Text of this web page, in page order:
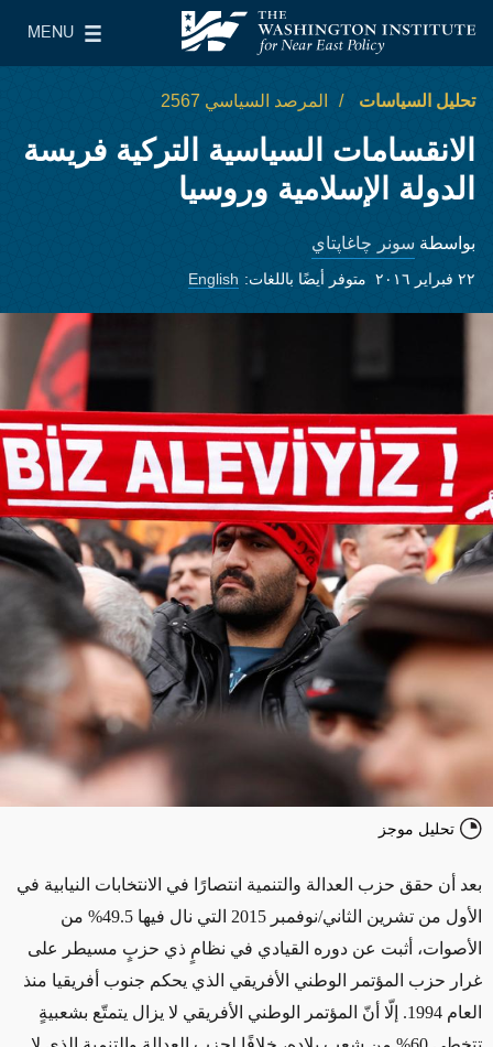
معهد واشنطن لسياسات الشرق الأدنى
MENU
Main Menu
تحليل السياسات المرصد السياسي 2567
الانقسامات السياسية التركية فريسة
الدولة الإسلامية وروسيا
بواسطة سونر چاغاپتاي
٢٢ فبراير ٢٠١٦ متوفر أيضًا باللغات: English
تحليل موجز
بعد أن حقق حزب العدالة والتنمية انتصارًا في الانتخابات النيابية في
الأول من تشرين الثاني/نوفمبر 2015 التي نال فيها 49.5% من
الأصوات، أثبت عن دوره القيادي في نظامٍ ذي حزبٍ مسيطر على
غرار حزب المؤتمر الوطني الأفريقي الذي يحكم جنوب أفريقيا منذ
العام 1994. إلّا أنّ المؤتمر الوطني الأفريقي لا يزال يتمتّع بشعبيةٍ